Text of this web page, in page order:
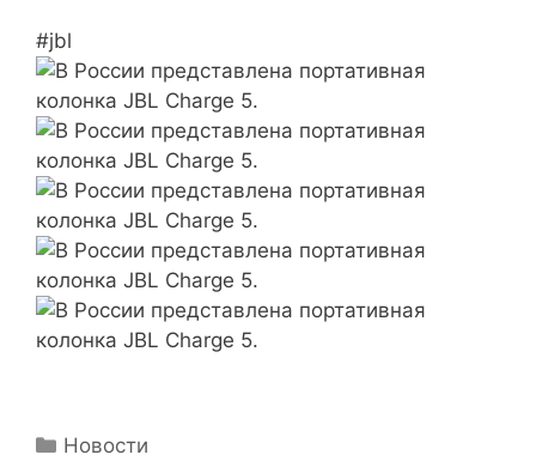
#jbl
Рубрики
Новости